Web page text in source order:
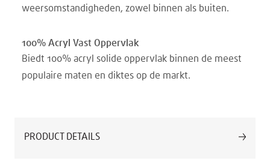
weersomstandigheden, zowel binnen als buiten.
100% Acryl Vast Oppervlak
Biedt 100% acryl solide oppervlak binnen de meest
populaire maten en diktes op de markt.
PRODUCT DETAILS